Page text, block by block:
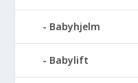
Babyhjelm
Babylift